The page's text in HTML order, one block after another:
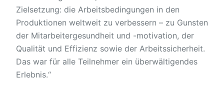
Zielsetzung: die Arbeitsbedingungen in den
Produktionen weltweit zu verbessern – zu Gunsten
der Mitarbeitergesundheit und -motivation, der
Qualität und Effizienz sowie der Arbeitssicherheit.
Das war für alle Teilnehmer ein überwältigendes
Erlebnis.“